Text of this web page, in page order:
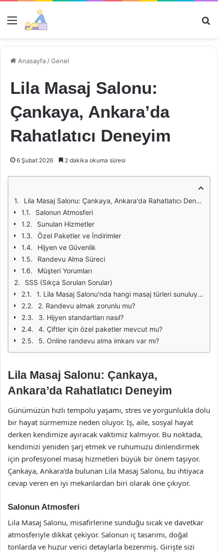
Menü
Anasayfa /Genel
Lila Masaj Salonu:
Çankaya, Ankara’da
Rahatlatıcı Deneyim
6 Şubat 2026 2 dakika okuma süresi
Lila Masaj Salonu: Çankaya, Ankara'da Rahatlatıcı Deneyim
Salonun Atmosferi
Sunulan Hizmetler
Özel Paketler ve İndirimler
Hijyen ve Güvenlik
Randevu Alma Süreci
Müşteri Yorumları
SSS (Sıkça Sorulan Sorular)
1. Lila Masaj Salonu'nda hangi masaj türleri sunuluyor?
2. Randevu almak zorunlu mu?
3. Hijyen standartları nasıl?
4. Çiftler için özel paketler mevcut mu?
5. Online randevu alma imkanı var mı?
Lila Masaj Salonu: Çankaya,
Ankara’da Rahatlatıcı Deneyim
Günümüzün hızlı tempolu yaşamı, stres ve yorgunlukla dolu
bir hayat sürmemize neden oluyor. İş, aile, sosyal hayat
derken kendimize ayıracak vaktimiz kalmıyor. Bu noktada,
kendimizi yeniden şarj etmek ve ruhumuzu dinlendirmek
için profesyonel masaj hizmetleri büyük bir önem taşıyor.
Çankaya, Ankara’da bulunan Lila Masaj Salonu, bu ihtiyaca
cevap veren en iyi mekanlardan biri olarak öne çıkıyor.
Salonun Atmosferi
Lila Masaj Salonu, misafirlerine sunduğu sıcak ve davetkar
atmosferiyle dikkat çekiyor. Salonun iç tasarımı, doğal
tonlarda ve huzur verici detaylarla bezenmiş. Girişte sizi